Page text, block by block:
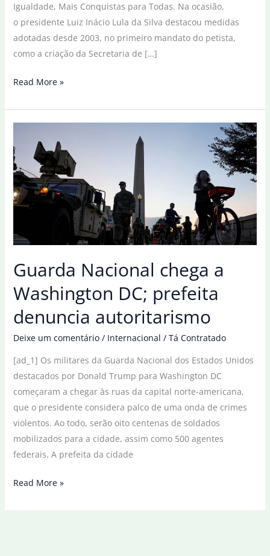
Igualdade, Mais Conquistas para Todas. Na ocasião,
o presidente Luiz Inácio Lula da Silva destacou medidas
adotadas desde 2003, no primeiro mandato do petista,
como a criação da Secretaria de […]
Em
Lula
que
autoritarismo
teme
as
mulheres
Read More »
Guarda Nacional chega a
Washington DC; prefeita
denuncia autoritarismo
Deixe um comentário / Internacional / Tá Contratado
[ad_1] Os militares da Guarda Nacional dos Estados Unidos
destacados por Donald Trump para Washington DC
começaram a chegar às ruas da capital norte-americana,
que o presidente considera palco de uma onda de crimes
violentos. Ao todo, serão oito centenas de soldados
mobilizados para a cidade, assim como 500 agentes
federais. A prefeita da cidade
Guarda
Read More »